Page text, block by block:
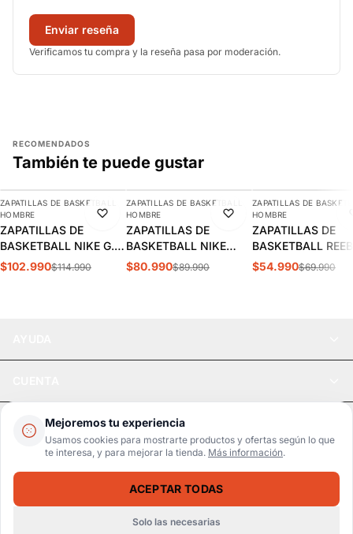
Mejoremos tu experiencia
Usamos cookies para mostrarte productos y ofertas según lo que
te interesa, y para mejorar la tienda. Más información.
ACEPTAR TODAS
Solo las necesarias
Enviar reseña
Verificamos tu compra y la reseña pasa por moderación.
RECOMENDADOS
También te puede gustar
-10%
AGREGAR
ZAPATILLAS DE BASKETBALL
HOMBRE
ZAPATILLAS DE
BASKETBALL NIKE G.T.
HUSTLE ACADEMY
$102.990$114.990
-10%
AGREGAR
ZAPATILLAS DE BASKETBALL
HOMBRE
ZAPATILLAS DE
BASKETBALL NIKE
PRECISION 7 HOMBRE |
$80.990$89.990
-21%
ZAPATILLAS DE
HOMBRE
ZAPATILLAS DE
BASKETBALL
CLASSICS ROYAL
$54.990$69.990
ZAPATILLAS DE BASKETBALL ADIDAS TRAE YOUNG 3 HOMBRE | IE2704
LEGAL
Pago seguro SSL / Datos protegidos
Realsport © 2026
WebPay MercadoPago Tarjetas